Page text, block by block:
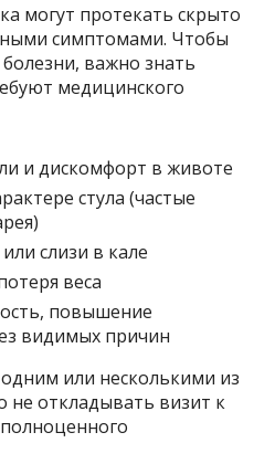
могут протекать скрыто
симптомами. Чтобы
важно знать
медицинского
и дискомфорт в животе
стула (частые
слизи в кале
веса
повышение
видимых причин
одним или несколькими из
не откладывать визит к